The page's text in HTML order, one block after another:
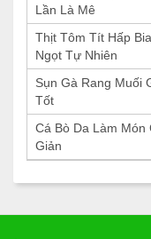
Lần Là Mê
Thịt Tôm Tít Hấp
Ngọt Tự Nhiên
Sụn Gà Rang Muối
Tốt
Cá Bò Da Làm
Giản